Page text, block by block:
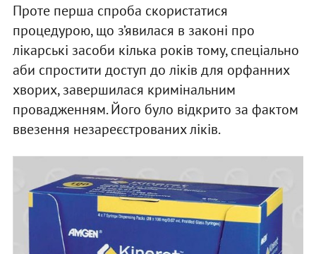
Проте перша спроба скористатися
процедурою, що з’явилася в законі про
лікарські засоби кілька років тому, спеціально
аби спростити доступ до ліків для орфанних
хворих, завершилася кримінальним
провадженням. Його було відкрито за фактом
ввезення незареєстрованих ліків.